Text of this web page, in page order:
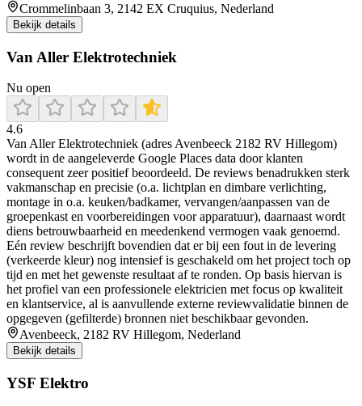
Crommelinbaan 3, 2142 EX Cruquius, Nederland
Bekijk details
Van Aller Elektrotechniek
Nu open
4.6
Van Aller Elektrotechniek (adres Avenbeeck 2182 RV Hillegom)
wordt in de aangeleverde Google Places data door klanten
consequent zeer positief beoordeeld. De reviews benadrukken sterk
vakmanschap en precisie (o.a. lichtplan en dimbare verlichting,
montage in o.a. keuken/badkamer, vervangen/aanpassen van de
groepenkast en voorbereidingen voor apparatuur), daarnaast wordt
diens betrouwbaarheid en meedenkend vermogen vaak genoemd.
Eén review beschrijft bovendien dat er bij een fout in de levering
(verkeerde kleur) nog intensief is geschakeld om het project toch op
tijd en met het gewenste resultaat af te ronden. Op basis hiervan is
het profiel van een professionele elektricien met focus op kwaliteit
en klantservice, al is aanvullende externe reviewvalidatie binnen de
opgegeven (gefilterde) bronnen niet beschikbaar gevonden.
Avenbeeck, 2182 RV Hillegom, Nederland
Bekijk details
YSF Elektro